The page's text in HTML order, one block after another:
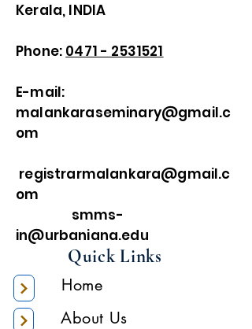
Kerala, INDIA
Phone: 0471 - 2531521
E-mail:
malankaraseminary@gmail.c
om
registrarmalankara@gmail.c
om
smms-
in@urbaniana.edu
Quick Links
Home
About Us